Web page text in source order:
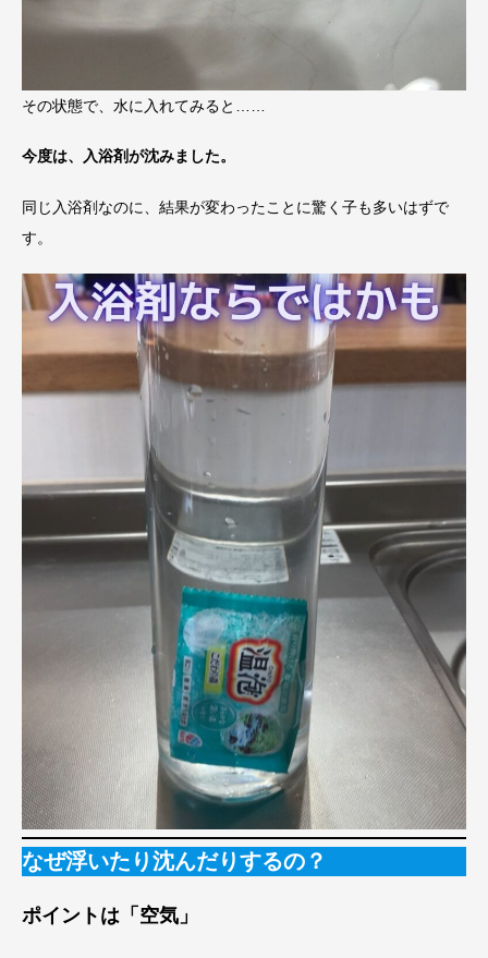
その状態で、水に入れてみると……
今度は、入浴剤が沈みました。
同じ入浴剤なのに、結果が変わったことに驚く子も多いはずで
す。
なぜ浮いたり沈んだりするの？
ポイントは「空気」